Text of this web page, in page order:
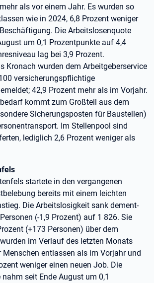
als vor einem Jahr. Es wurden so
wie in 2024, 6,8 Prozent weniger
Die Arbeitslosenquote
um 0,1 Prozentpunkte auf 4,4
lag bei 3,9 Prozent.
Kronach wurden dem Arbeitgeberservice
versicherungspflichtige
42,9 Prozent mehr als im Vorjahr.
kommt zum Großteil aus dem
Sicherungsposten für Baustellen)
Im Stellenpool sind
lediglich 2,6 Prozent weniger als
startete in den vergangenen
bereits mit einem leichten
Die Arbeitslosigkeit sank dement-
(-1,9 Prozent) auf 1 826. Sie
(+173 Personen) über dem
im Verlauf des letzten Monats
Menschen entlassen als im Vorjahr und
weniger einen neuen Job. Die
seit Ende August um 0,1